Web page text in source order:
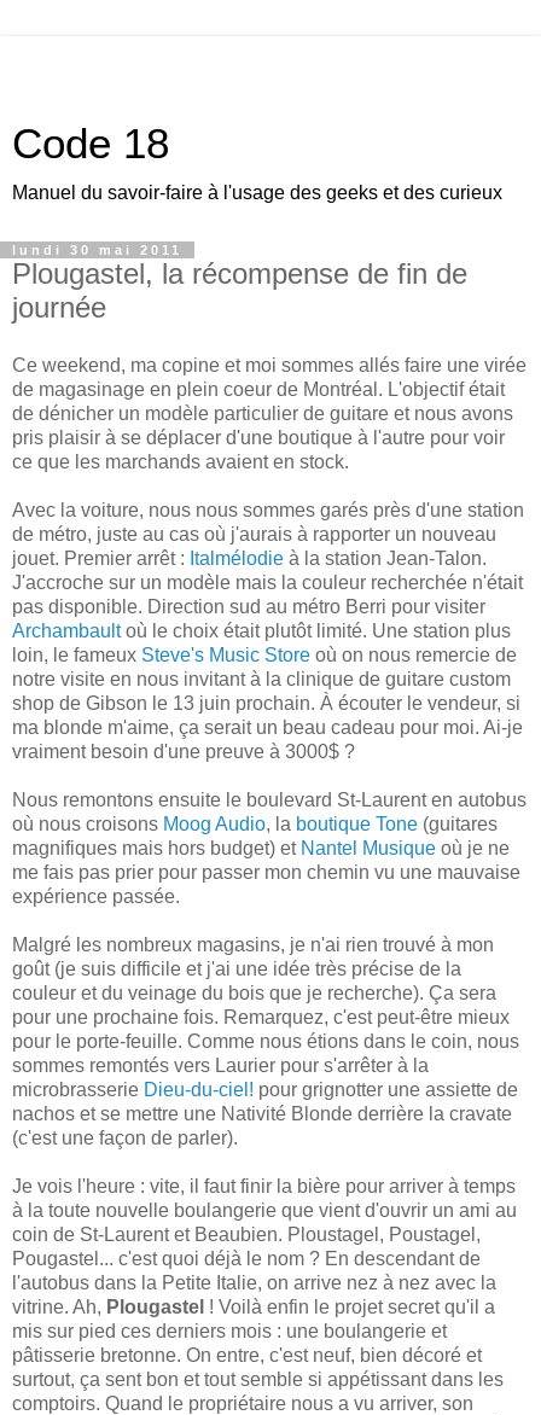
Code 18
Manuel du savoir-faire à l'usage des geeks et des curieux
lundi 30 mai 2011
Plougastel, la récompense de fin de
journée
Ce weekend, ma copine et moi sommes allés faire une virée
de magasinage en plein coeur de Montréal. L'objectif était
de dénicher un modèle particulier de guitare et nous avons
pris plaisir à se déplacer d'une boutique à l'autre pour voir
ce que les marchands avaient en stock.
Avec la voiture, nous nous sommes garés près d'une station
de métro, juste au cas où j'aurais à rapporter un nouveau
jouet. Premier arrêt : Italmélodie à la station Jean-Talon.
J'accroche sur un modèle mais la couleur recherchée n'était
pas disponible. Direction sud au métro Berri pour visiter
Archambaultoù le choix était plutôt limité. Une station plus
loin, le fameux Steve's Music Store où on nous remercie de
notre visite en nous invitant à la clinique de guitare custom
shop de Gibson le 13 juin prochain. À écouter le vendeur, si
ma blonde m'aime, ça serait un beau cadeau pour moi. Ai-je
vraiment besoin d'une preuve à 3000$ ?
Nous remontons ensuite le boulevard St-Laurent en autobus
où nous croisons Moog Audio, la boutique Tone (guitares
magnifiques mais hors budget) et Nantel Musique où je ne
me fais pas prier pour passer mon chemin vu une mauvaise
expérience passée.
Malgré les nombreux magasins, je n'ai rien trouvé à mon
goût (je suis difficile et j'ai une idée très précise de la
couleur et du veinage du bois que je recherche). Ça sera
pour une prochaine fois. Remarquez, c'est peut-être mieux
pour le porte-feuille. Comme nous étions dans le coin, nous
sommes remontés vers Laurier pour s'arrêter à la
microbrasserie Dieu-du-ciel! pour grignotter une assiette de
nachos et se mettre une Nativité Blonde derrière la cravate
(c'est une façon de parler).
Je vois l'heure : vite, il faut finir la bière pour arriver à temps
à la toute nouvelle boulangerie que vient d'ouvrir un ami au
coin de St-Laurent et Beaubien. Ploustagel, Poustagel,
Pougastel... c'est quoi déjà le nom ? En descendant de
l'autobus dans la Petite Italie, on arrive nez à nez avec la
vitrine. Ah, Plougastel ! Voilà enfin le projet secret qu'il a
mis sur pied ces derniers mois : une boulangerie et
pâtisserie bretonne. On entre, c'est neuf, bien décoré et
surtout, ça sent bon et tout semble si appétissant dans les
comptoirs. Quand le propriétaire nous a vu arriver, son